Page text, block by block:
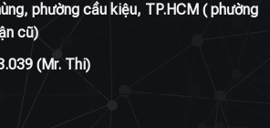
phường cầu kiệu, TP.HCM ( phường
cũ)
(Mr. Thi)